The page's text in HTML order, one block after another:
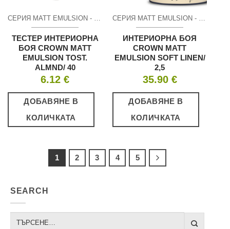
ТЕСТЕР ИНТЕРИОРНА
БОЯ CROWN MATT
EMULSION TOST.
ALMND/ 40
6.12 €
ДОБАВЯНЕ В
КОЛИЧКАТА
ИНТЕРИОРНА БОЯ
CROWN MATT
EMULSION SOFT LINEN/
2,5
35.90 €
ДОБАВЯНЕ В
КОЛИЧКАТА
1 2 3 4 5
SEARCH